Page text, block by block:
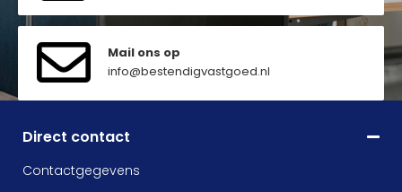
Mail ons op
info@bestendigvastgoed.nl
Direct contact
Contactgegevens